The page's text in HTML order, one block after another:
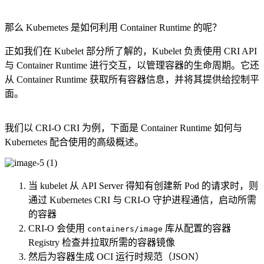
那么 Kubernetes 是如何利用 Container Runtime 的呢？
正如我们在 Kubelet 部分所了解的，Kubelet 负责使用 CRI API
与 Container Runtime 进行交互，以管理容器的生命周期。它还
从 Container Runtime 获取所有容器信息，并将其提供给控制平
面。
我们以 CRI-O CRI 为例，下面是 Container Runtime 如何与
Kubernetes 配合使用的高级概述。
当 kubelet 从 API Server 得知有创建新 Pod 的请求时，则
通过 Kubernetes CRI 与 CRI-O 守护进程通信，启动所需
的容器
CRI-O 会使用 containers/image 库从配置的容器
Registry 检查并拉取所需的容器镜像
然后为容器生成 OCI 运行时规范（JSON）